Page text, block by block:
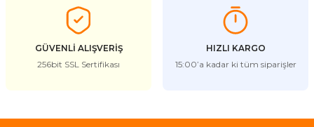
Ürün fiyatı diğer sitelerden daha pahalı.
Bu ürüne benzer farklı alternatifler olmalı.
Gönder
GÜVENLİ ALIŞVERİŞ
256bit SSL Sertifikası
HIZLI KARGO
15:00’a kadar ki tüm siparişler